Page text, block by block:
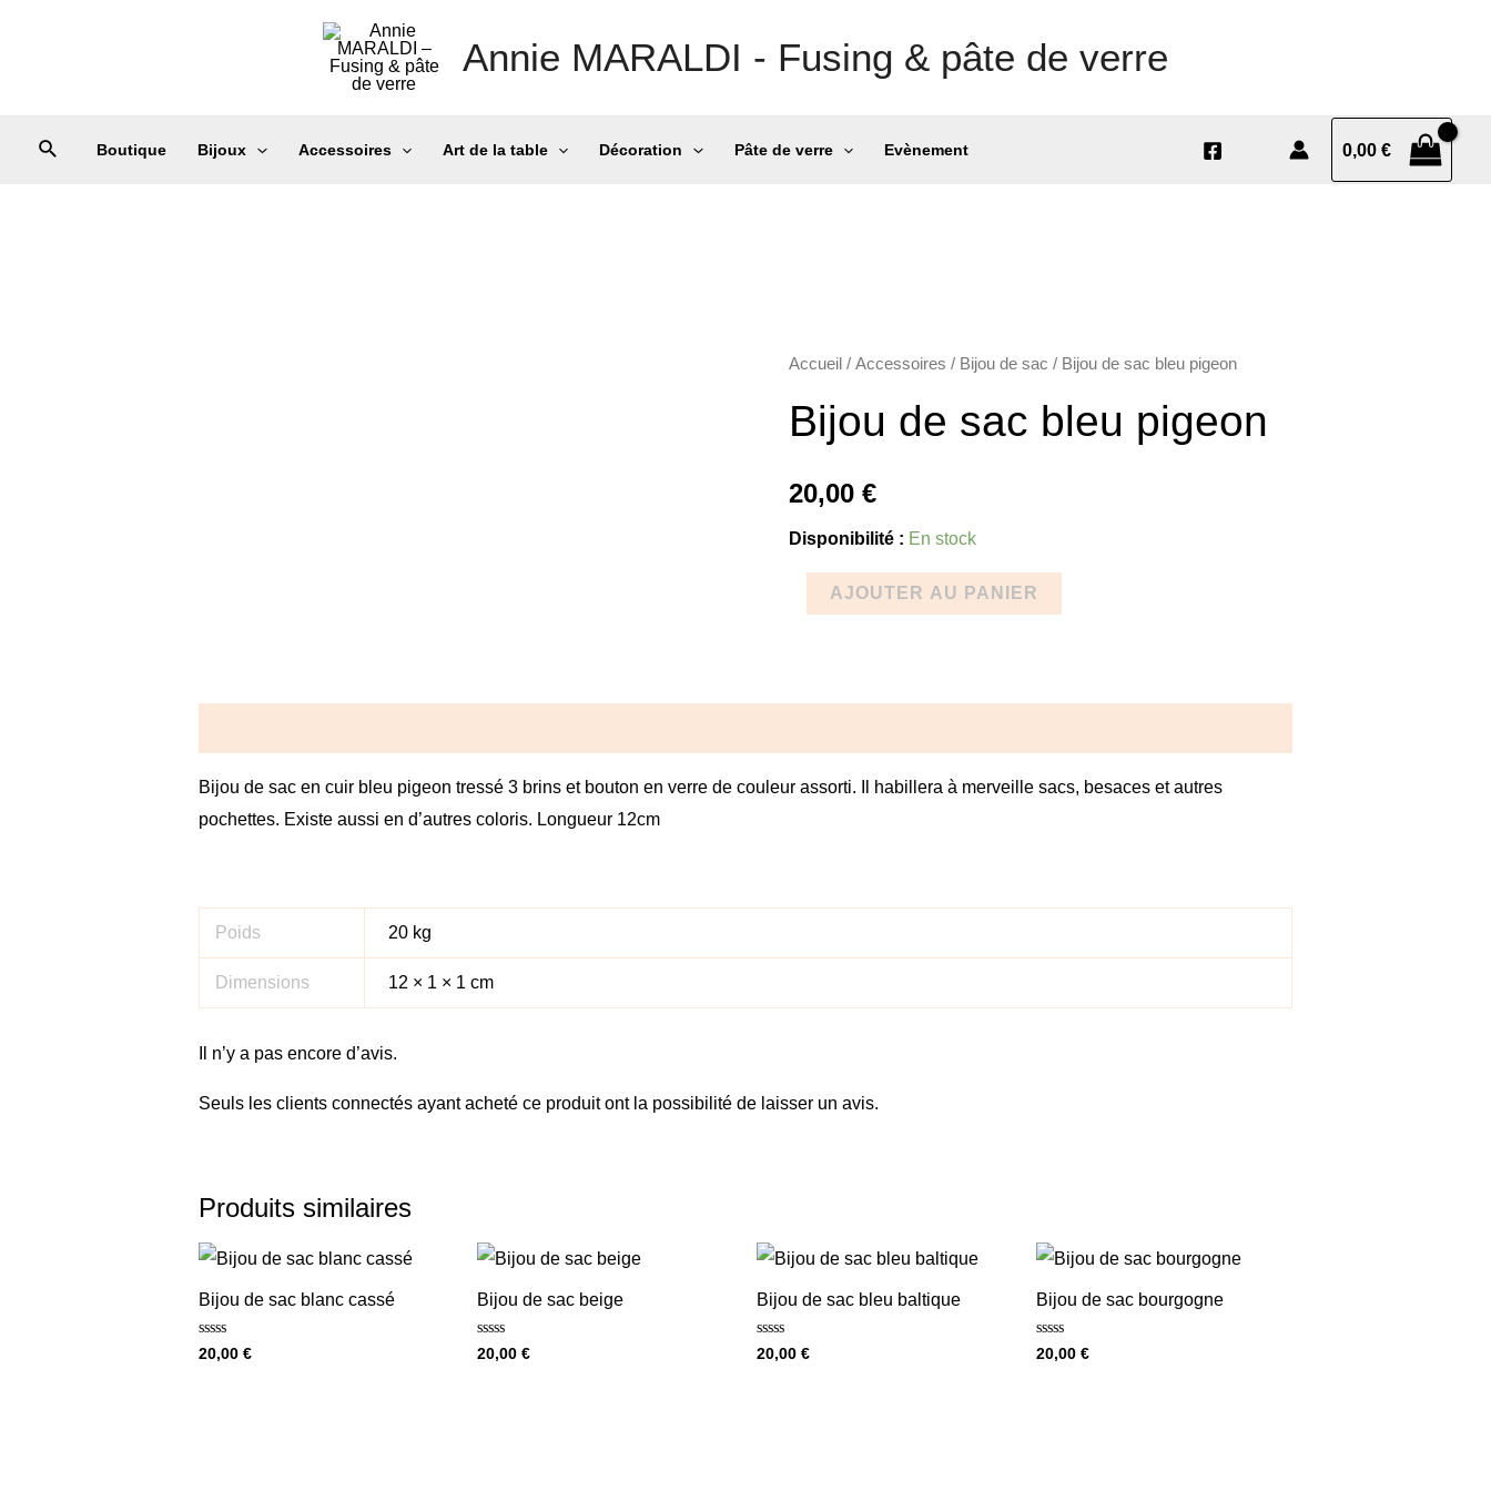
Annie MARALDI - Fusing & pâte de verre
Boutique Bijoux Accessoires Art de la table Décoration Pâte de verre Evènement 0,00 €
Accueil /Accessoires / Bijou de sac / Bijou de sac bleu pigeon
Bijou de sac bleu pigeon
20,00€
Disponibilité : En stock
AJOUTER AU PANIER
Bijou de sac en cuir bleu pigeon tressé 3 brins et bouton en verre de couleur assorti. Il habillera à merveille sacs, besaces et autres
pochettes. Existe aussi en d’autres coloris. Longueur 12cm
Poids 20 kg
Dimensions 12 × 1 × 1 cm
Il n’y a pas encore d’avis.
Seuls les clients connectés ayant acheté ce produit ont la possibilité de laisser un avis.
Produits similaires
Bijou de sac blanc cassé
Note
0
20,00 €
Bijou de sac beige
Note
0
20,00€
Bijou de sac bleu baltique
Note
0
20,00 €
Bijou de sac bourgogne
Note
0
20,00 €